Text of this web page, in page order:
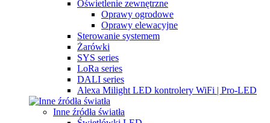
Oświetlenie zewnętrzne
Oprawy ogrodowe
Oprawy elewacyjne
Sterowanie systemem
Żarówki
SYS series
LoRa series
DALI series
Alexa Milight LED kontrolery WiFi | Pro-LED
Inne źródła światła